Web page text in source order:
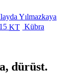
Yılmazkaya
KT Kübra
dürüst.